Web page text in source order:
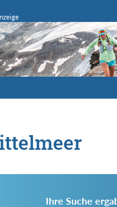
Ihre Suche